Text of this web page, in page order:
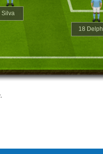
18 Delph
Silva